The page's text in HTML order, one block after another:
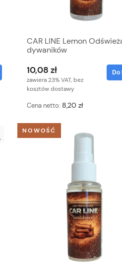
CAR LINE Lemon
dywaników
10,08 zł
zawiera 23% VAT, bez
kosztów dostawy
Cena netto: 8,20 zł
NOWOŚĆ